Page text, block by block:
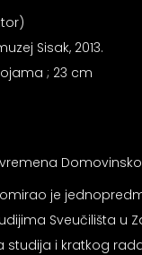
Sisak, 2013.
; 23 cm
vremena
je
Sveučilišta u
studija i kratkog